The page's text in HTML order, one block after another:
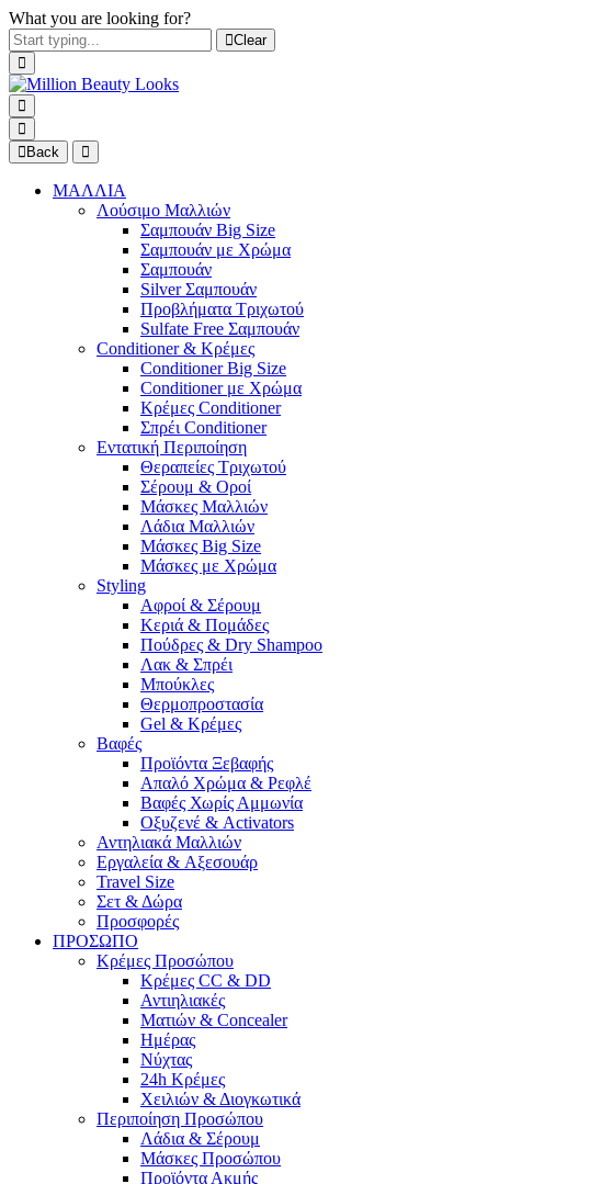
What you are looking for?
Clear
Back
ΜΑΛΛΙΑ
Λούσιμο Μαλλιών
Σαμπουάν Big Size
Σαμπουάν με Χρώμα
Σαμπουάν
Silver Σαμπουάν
Προβλήματα Τριχωτού
Sulfate Free Σαμπουάν
Conditioner & Κρέμες
Conditioner Big Size
Conditioner με Χρώμα
Κρέμες Conditioner
Σπρέι Conditioner
Εντατική Περιποίηση
Θεραπείες Τριχωτού
Σέρουμ & Οροί
Μάσκες Μαλλιών
Λάδια Μαλλιών
Μάσκες Big Size
Μάσκες με Χρώμα
Styling
Αφροί & Σέρουμ
Κεριά & Πομάδες
Πούδρες & Dry Shampoo
Λακ & Σπρέι
Μπούκλες
Θερμοπροστασία
Gel & Κρέμες
Βαφές
Προϊόντα Ξεβαφής
Απαλό Χρώμα & Ρεφλέ
Βαφές Χωρίς Αμμωνία
Οξυζενέ & Activators
Αντηλιακά Μαλλιών
Εργαλεία & Aξεσουάρ
Travel Size
Σετ & Δώρα
Προσφορές
ΠΡΟΣΩΠΟ
Κρέμες Προσώπου
Κρέμες CC & DD
Αντιηλιακές
Ματιών & Concealer
Ημέρας
Νύχτας
24h Κρέμες
Χειλιών & Διογκωτικά
Περιποίηση Προσώπου
Λάδια & Σέρουμ
Μάσκες Προσώπου
Προϊόντα Ακμής